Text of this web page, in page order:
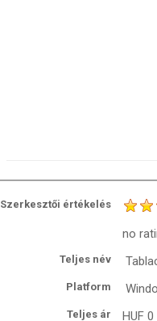
Szerkesztői értékelés
no
Teljes név
Platform
Teljes ár HUF 0